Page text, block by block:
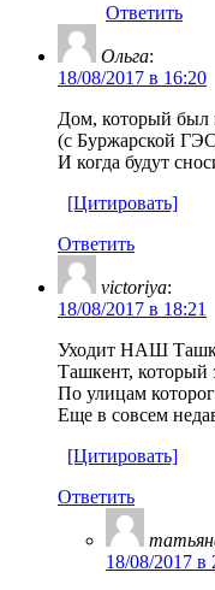
Ответить
Ольга:
18/08/2017 в 16:20
Дом, который был
(с Буржарской
И когда будут
[Цитировать]
Ответить
victoriya:
18/08/2017 в 18:21
Уходит НАШ
Ташкент, который
По улицам
Еще в совсем
[Цитировать]
Ответить
18/08/2017 в